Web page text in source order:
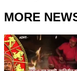
MORE